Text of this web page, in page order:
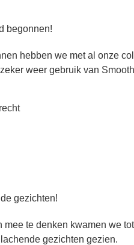
begonnen!
hebben we met al onze
weer gebruik van
gezichten!
mee te denken kwamen we
gezichten gezien.